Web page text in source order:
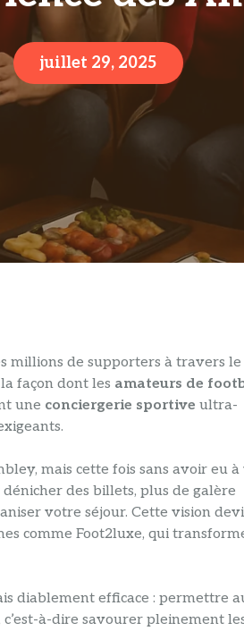
juillet 29, 2025
millions de supporters à travers le
façon dont les amateurs de
une conciergerie sportive ultra-
mais cette fois sans avoir eu à
des billets, plus de galère
votre séjour. Cette vision
comme Foot2luxe, qui
diablement efficace : permettre
à-dire savourer pleinement